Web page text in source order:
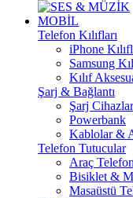
MOBİL
Telefon Kılıfları
iPhone
Samsung
Kılıf
Şarj & Bağlantı
Şarj
Powerbank
Kablolar &
Telefon Tutucular
Araç
Bisiklet &
Masaüstü